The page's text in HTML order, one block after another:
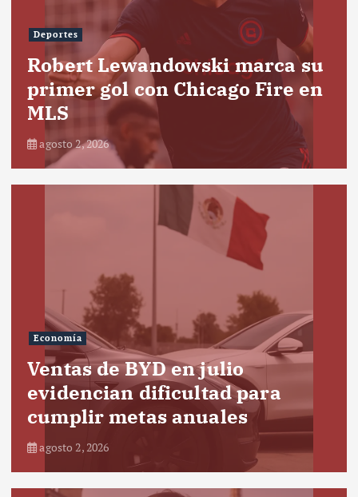
Deportes
Robert Lewandowski marca su
primer gol con Chicago Fire en
MLS
agosto 2, 2026
Economía
Ventas de BYD en julio
evidencian dificultad para
cumplir metas anuales
agosto 2, 2026